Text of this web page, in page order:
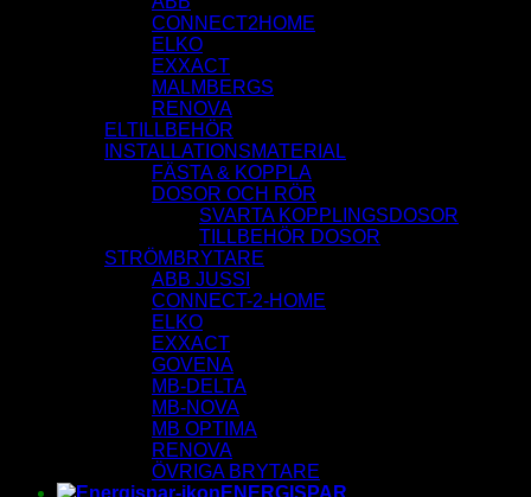
CONNECT2HOME
ELKO
EXXACT
MALMBERGS
RENOVA
ELTILLBEHÖR
INSTALLATIONSMATERIAL
FÄSTA & KOPPLA
DOSOR OCH RÖR
SVARTA KOPPLINGSDOSOR
TILLBEHÖR DOSOR
STRÖMBRYTARE
ABB JUSSI
CONNECT-2-HOME
ELKO
EXXACT
GOVENA
MB-DELTA
MB-NOVA
MB OPTIMA
RENOVA
ÖVRIGA BRYTARE